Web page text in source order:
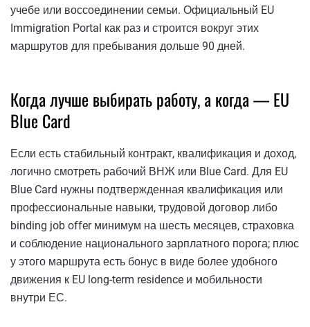
учебе или воссоединении семьи. Официальный EU
Immigration Portal как раз и строится вокруг этих
маршрутов для пребывания дольше 90 дней.
Когда лучше выбирать работу, а когда — EU
Blue Card
Если есть стабильный контракт, квалификация и доход,
логично смотреть рабочий ВНЖ или Blue Card. Для EU
Blue Card нужны подтвержденная квалификация или
профессиональные навыки, трудовой договор либо
binding job offer минимум на шесть месяцев, страховка
и соблюдение национального зарплатного порога; плюс
у этого маршрута есть бонус в виде более удобного
движения к EU long-term residence и мобильности
внутри ЕС.